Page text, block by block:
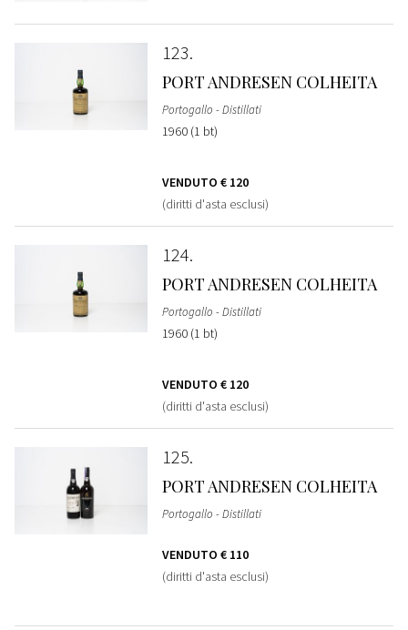
123
PORT ANDRESEN COLHEITA
Portogallo - Distillati
1960 (1 bt)
VENDUTO € 120
(diritti d'asta esclusi)
124
PORT ANDRESEN COLHEITA
Portogallo - Distillati
1960 (1 bt)
VENDUTO € 120
(diritti d'asta esclusi)
125
PORT ANDRESEN COLHEITA
Portogallo - Distillati
VENDUTO € 110
(diritti d'asta esclusi)